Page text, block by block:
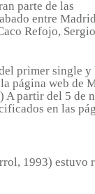
parte de las
entre
Refojo, Sergio
primer single
página web de
) A partir del 5 de
en las
1993)